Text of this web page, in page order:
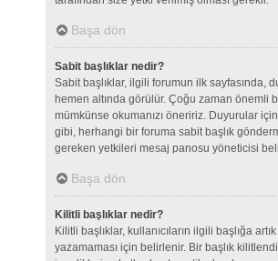
Başa dön
Sabit başlıklar nedir?
Sabit başlıklar, ilgili forumun ilk sayfasında,
hemen altında görülür. Çoğu zaman önemli
mümkünse okumanızı öneririz. Duyurular
gibi, herhangi bir foruma sabit başlık
gereken yetkileri mesaj panosu yöneticisi
Başa dön
Kilitli başlıklar nedir?
Kilitli başlıklar, kullanıcıların ilgili başlığa
yazamaması için belirlenir. Bir başlık